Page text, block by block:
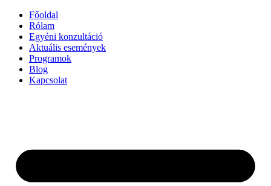
Ugrás
tartalomhoz
Főoldal
Rólam
Egyéni konzultáció
Aktuális események
Programok
Blog
Kapcsolat